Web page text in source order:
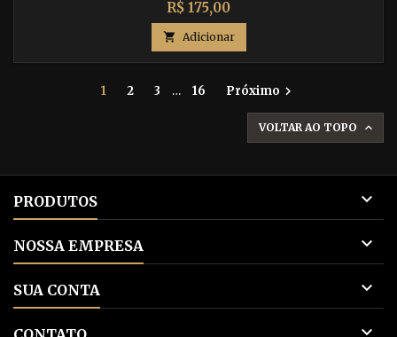
iguanas, dragão barbudo, corn snake, jabuti, gecko,
tartaruga e outros. Garanta o conforto e a saúde do seu pet.
Preço
R$ 175,00
 Adicionar
1 2 3 … 16 Próximo 
VOLTAR AO TOPO 
PRODUTOS 
NOSSA EMPRESA 
SUA CONTA 
